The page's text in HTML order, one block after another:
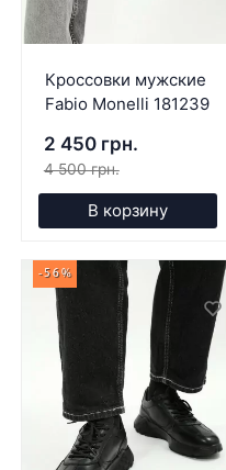
Кроссовки мужские
Fabio Monelli 181239
2 450 грн.
4 500 грн.
В корзину
-56%